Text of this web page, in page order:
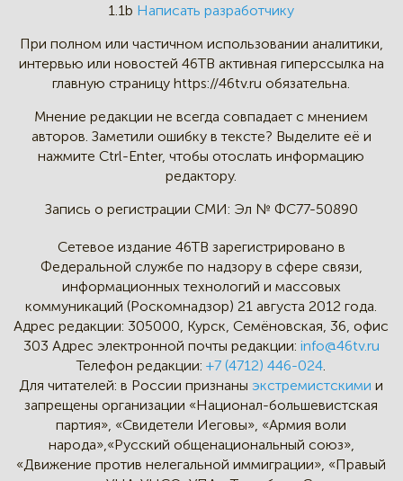
1.1b Написать разработчику
При полном или частичном использовании аналитики,
интервью или новостей 46TB активная гиперссылка на
главную страницу https://46tv.ru обязательна.
Мнение редакции не всегда совпадает с мнением
авторов. Заметили ошибку в тексте? Выделите её и
нажмите Ctrl-Enter, чтобы отослать информацию
редактору.
Запись о регистрации СМИ: Эл № ФС77-50890
Сетевое издание 46ТВ зарегистрировано в
Федеральной службе по надзору в сфере связи,
информационных технологий и массовых
коммуникаций (Роскомнадзор) 21 августа 2012 года.
Адрес редакции: 305000, Курск, Семёновская, 36, офис
303 Адрес электронной почты редакции: info@46tv.ru
Телефон редакции: +7 (4712) 446-024
Для читателей: в России признаныэкстремистскими и
запрещены организации «Национал-большевистская
партия», «Свидетели Иеговы», «Армия воли
народа»,«Русский общенациональный союз»,
«Движение против нелегальной иммиграции», «Правый